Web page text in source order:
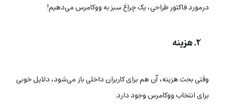
درمورد فاکتور طراحی، یک چراغ سبز به ووکامرس می‌دهیم!
۲. هزینه
وقتی بحث هزینه، آن هم برای کاربران داخلی باز می‌شود، دلایل خوبی
برای انتخاب ووکامرس وجود دارد.